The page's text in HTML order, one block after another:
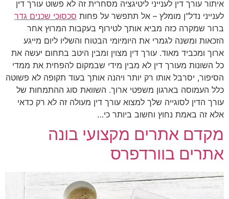
איתור עורך דין לענייני ליטיגציה מסחרית זה לא פשוט עורך דין
לענייני נדל"ן מומלץ – אל תתפשר על פחות סכסוכי שכנים גדר
ברור שמקרה כזה מביא אותך לטירוף בעקבות המרוץ אחר
הזכאות ומשנה לגמרי את היומיומי הבטוח והשליו ליום מייגע
ארוך ומכביד מאוד. עורך דין מצוין ומבין היטב בתחום יעשה את
כל השונות מעורך דין לא מבין מידי שבמקום להפחית את ממדי
הסיפור, יסרבל אותו רק יותר ויהנה אותך בעוד תקופה לא פשוטה
כלל העמוסה בארגון משפטי ארוך. השוואת סוג ההתמחות של
עורך הדין לסוגייה שלך למצוא עורך דין מעולה זה לא רק כדאי
אלא זה באמת נחוץ וחשוב ביותר כי…
מקדם אתרים מקצועי בונה
אתרים בוורדפרס